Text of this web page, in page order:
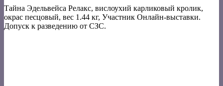
Тайна Эдельвейса Релакс, вислоухий карликовый кролик,
окрас песцовый, вес 1.44 кг, Участник Онлайн-выставки.
Допуск к разведению от СЗС.